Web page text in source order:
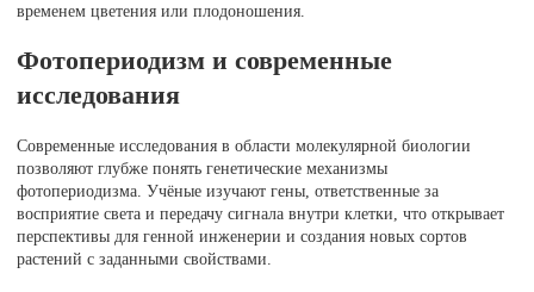
временем цветения или плодоношения.
Фотопериодизм и современные
исследования
Современные исследования в области молекулярной биологии
позволяют глубже понять генетические механизмы
фотопериодизма. Учёные изучают гены, ответственные за
восприятие света и передачу сигнала внутри клетки, что открывает
перспективы для генной инженерии и создания новых сортов
растений с заданными свойствами.